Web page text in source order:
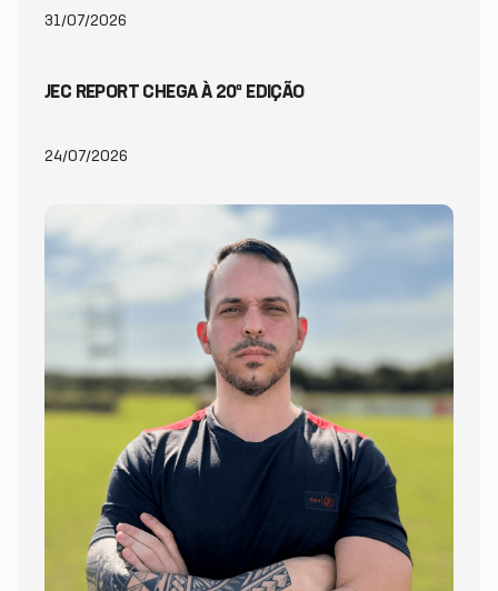
31/07/2026
JEC REPORT CHEGA À 20ª EDIÇÃO
24/07/2026